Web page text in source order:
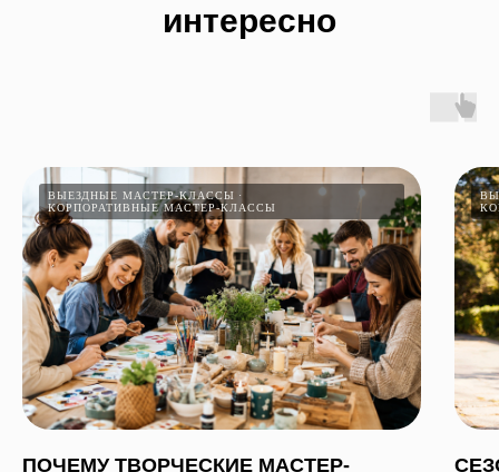
интересно
ВЫЕЗДНЫЕ МАСТЕР-КЛАССЫ
КОРПОРАТИВНЫЕ МАСТЕР-КЛАССЫ
ПОЧЕМУ ТВОРЧЕСКИЕ МАСТЕР-